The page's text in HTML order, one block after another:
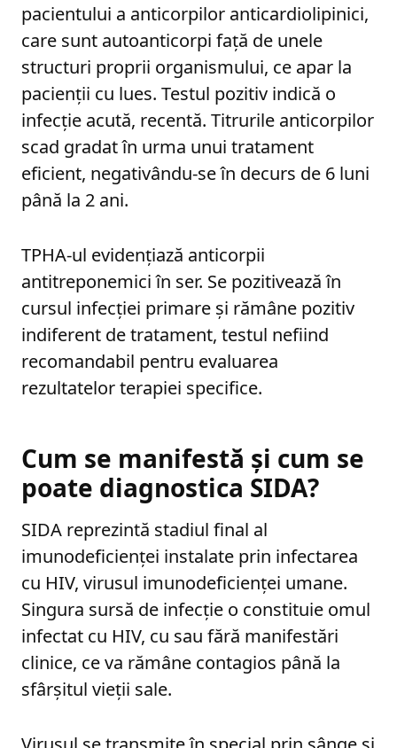
pacientului a anticorpilor anticardiolipinici,
care sunt autoanticorpi față de unele
structuri proprii organismului, ce apar la
pacienții cu lues. Testul pozitiv indică o
infecție acută, recentă. Titrurile anticorpilor
scad gradat în urma unui tratament
eficient, negativându-se în decurs de 6 luni
până la 2 ani.
TPHA-ul evidențiază anticorpii
antitreponemici în ser. Se pozitivează în
cursul infecției primare și rămâne pozitiv
indiferent de tratament, testul nefiind
recomandabil pentru evaluarea
rezultatelor terapiei specifice.
Cum se manifestă și cum se
poate diagnostica SIDA?
SIDA reprezintă stadiul final al
imunodeficienței instalate prin infectarea
cu HIV, virusul imunodeficienței umane.
Singura sursă de infecție o constituie omul
infectat cu HIV, cu sau fără manifestări
clinice, ce va rămâne contagios până la
sfârșitul vieții sale.